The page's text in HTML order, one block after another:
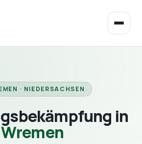
· NIEDERSACHSEN
in
Wremen